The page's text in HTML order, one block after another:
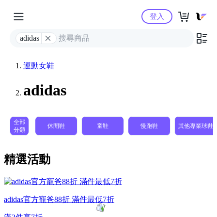
Yahoo購物中心
adidas
登入
運動女鞋
adidas
全部
分類
休閒鞋 童鞋 慢跑鞋 其他專業球鞋
精選活動
adidas官方寵爸88折 滿件最低7折